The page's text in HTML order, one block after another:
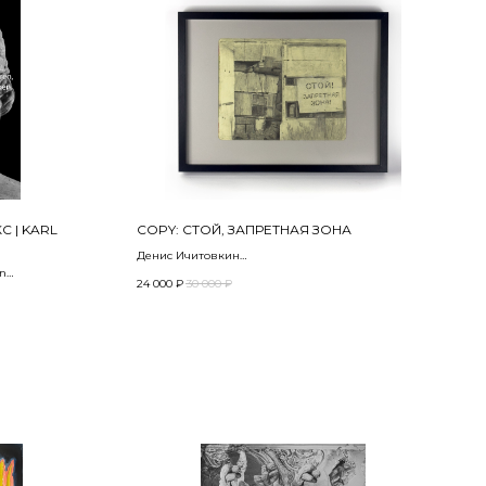
| KARL
COPY: СТОЙ, ЗАПРЕТНАЯ ЗОНА
Денис Ичитовкин
24 000 ₽ 30 000 ₽